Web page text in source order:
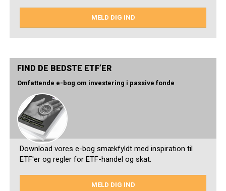
MELD DIG IND
FIND DE BEDSTE ETF’ER
Omfattende e-bog om investering i passive fonde
Download vores e-bog smækfyldt med inspiration til
ETF'er og regler for ETF-handel og skat.
MELD DIG IND